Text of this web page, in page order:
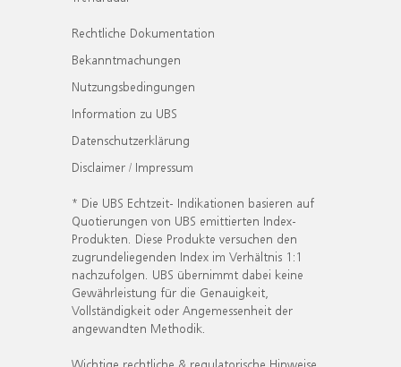
Rechtliche Dokumentation
Bekanntmachungen
Nutzungsbedingungen
Information zu UBS
Datenschutzerklärung
Disclaimer / Impressum
* Die UBS Echtzeit- Indikationen basieren auf
Quotierungen von UBS emittierten Index-
Produkten. Diese Produkte versuchen den
zugrundeliegenden Index im Verhältnis 1:1
nachzufolgen. UBS übernimmt dabei keine
Gewährleistung für die Genauigkeit,
Vollständigkeit oder Angemessenheit der
angewandten Methodik.